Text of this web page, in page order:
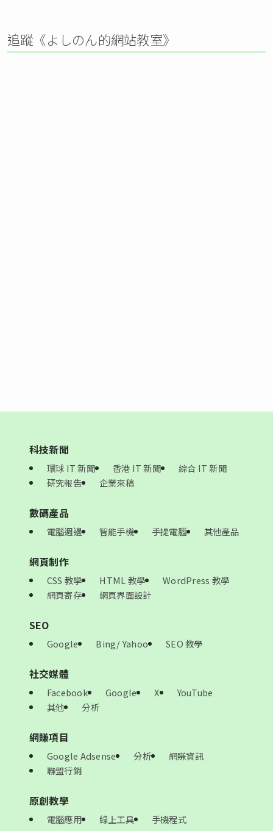
追蹤《よしのん的網站教室》
科技新聞
環球 IT 新聞 香港 IT 新聞
綜合 IT 新聞
研究報告
企業來稿
數碼產品
電腦週邊 智能手機 手提電腦 其他產品
網頁制作
CSS 教學 HTML 教學
WordPress 教學
網頁寄存
網頁界面設計
SEO
Google Bing/ Yahoo SEO 教學
社交媒體
Facebook Google X
YouTube
其他
分析
網賺項目
Google Adsense 分析
網賺資訊
聯盟行銷
原創教學
電腦應用 線上工具 手機程式